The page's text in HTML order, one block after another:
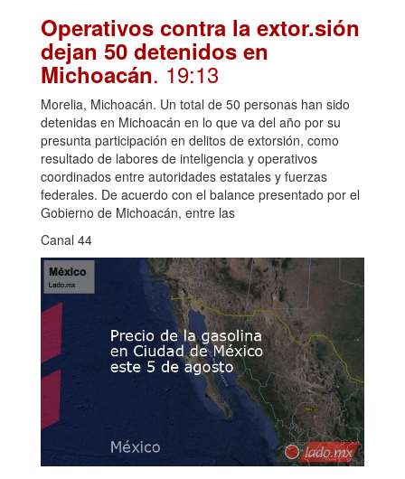
Operativos contra la extor.sión
dejan 50 detenidos en
Michoacán. 19:13
Morelia, Michoacán. Un total de 50 personas han sido
detenidas en Michoacán en lo que va del año por su
presunta participación en delitos de extorsión, como
resultado de labores de inteligencia y operativos
coordinados entre autoridades estatales y fuerzas
federales. De acuerdo con el balance presentado por el
Gobierno de Michoacán, entre las
Canal 44